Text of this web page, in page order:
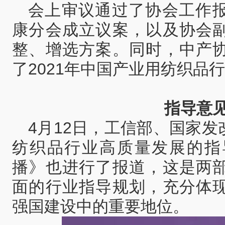
会上审议通过了协会工作
康分会成立议案，以及协会
整、增选方案。同时，中产
了2021年中国产业用纺织品
指导意
4月12日，工信部、国家
纺织品行业高质量发展的
播》也进行了报道，这是两
面的行业指导规划，充分体
强国建设中的重要地位。